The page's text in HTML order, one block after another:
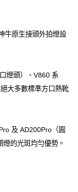
牛原生接頭外拍燈設
燈頭）、V860 系
大多數標準方口熱靴
及 AD200Pro（圓
的光斑均勻優勢。